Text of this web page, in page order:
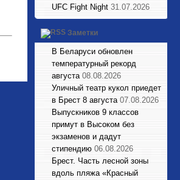
UFC Fight Night 31.07.2026
Заметки
В Беларуси обновлен
температурный рекорд
августа 08.08.2026
Уличный театр кукол приедет
в Брест 8 августа 07.08.2026
Выпускников 9 классов
примут в Высоком без
экзаменов и дадут
стипендию 06.08.2026
Брест. Часть лесной зоны
вдоль пляжа «Красный